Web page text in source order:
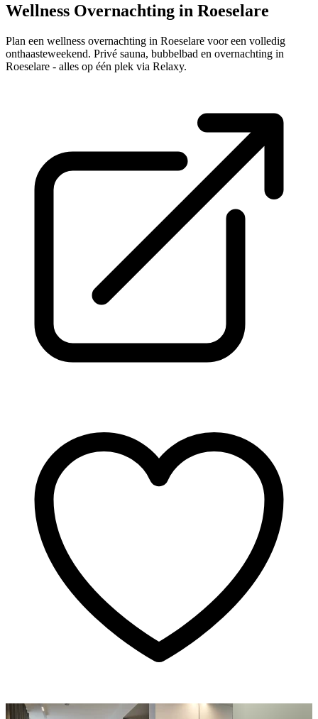
Wellness Overnachting in Roeselare
Plan een wellness overnachting in Roeselare voor een volledig
onthaasteweekend. Privé sauna, bubbelbad en overnachting in
Roeselare - alles op één plek via Relaxy.